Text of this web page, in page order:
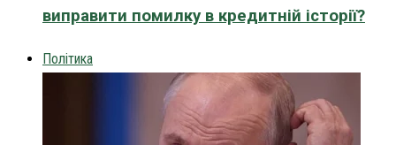
виправити помилку в кредитній історії?
Політика